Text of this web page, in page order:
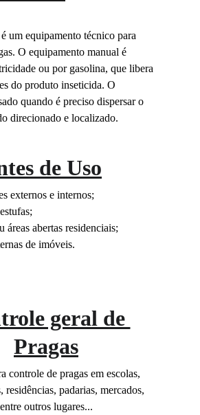
um equipamento técnico para
O equipamento manual é
ou por gasolina, que libera
do produto inseticida. O
quando é preciso dispersar o
direcionado e localizado.
externos e internos;
áreas abertas residenciais;
de imóveis.
de Uso
geral de
Pragas
controle de pragas em escolas,
residências, padarias, mercados,
entre outros lugares...